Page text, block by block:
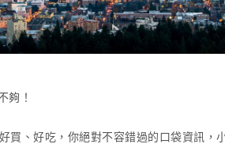
夠！
買、好吃，你絕對不容錯過的口袋資訊，